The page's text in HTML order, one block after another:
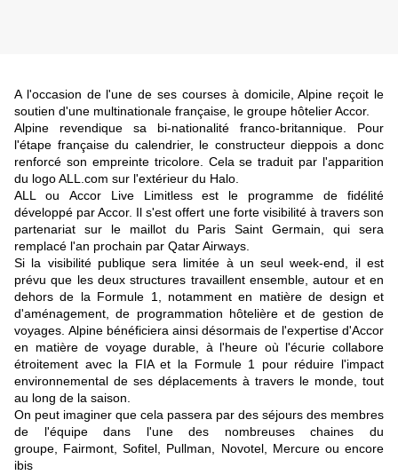
A l'occasion de l'une de ses courses à domicile, Alpine reçoit le
soutien d'une multinationale française, le groupe hôtelier Accor.
Alpine revendique sa bi-nationalité franco-britannique. Pour
l'étape française du calendrier, le constructeur dieppois a donc
renforcé son empreinte tricolore. Cela se traduit par l'apparition
du logo ALL.com sur l'extérieur du Halo.
ALL ou Accor Live Limitless est le programme de fidélité
développé par Accor. Il s'est offert une forte visibilité à travers son
partenariat sur le maillot du Paris Saint Germain, qui sera
remplacé l'an prochain par Qatar Airways.
Si la visibilité publique sera limitée à un seul week-end, il est
prévu que les deux structures travaillent ensemble, autour et en
dehors de la Formule 1, notamment en matière de design et
d'aménagement, de programmation hôtelière et de gestion de
voyages. Alpine bénéficiera ainsi désormais de l'expertise d'Accor
en matière de voyage durable, à l'heure où l'écurie collabore
étroitement avec la FIA et la Formule 1 pour réduire l'impact
environnemental de ses déplacements à travers le monde, tout
au long de la saison.
On peut imaginer que cela passera par des séjours des membres
de l'équipe dans l'une des nombreuses chaines du
groupe, Fairmont, Sofitel, Pullman, Novotel, Mercure ou encore
ibis